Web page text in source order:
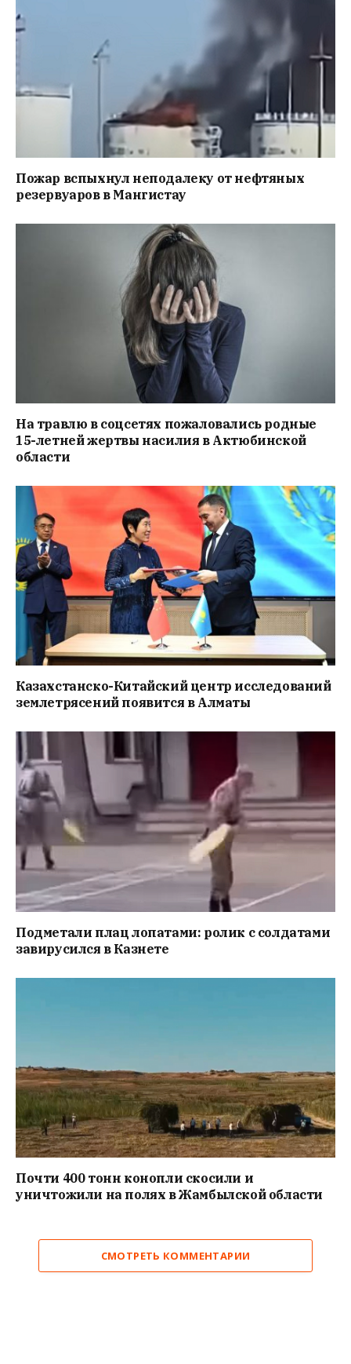
Пожар вспыхнул неподалеку от нефтяных
резервуаров в Мангистау
На травлю в соцсетях пожаловались родные
15-летней жертвы насилия в Актюбинской
области
Казахстанско-Китайский центр исследований
землетрясений появится в Алматы
Подметали плац лопатами: ролик с солдатами
завирусился в Казнете
Почти 400 тонн конопли скосили и
уничтожили на полях в Жамбылской области
СМОТРЕТЬ КОММЕНТАРИИ